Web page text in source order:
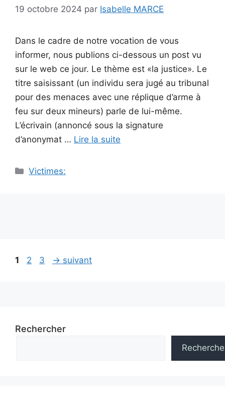
19 octobre 2024 par Isabelle MARCE
Dans le cadre de notre vocation de vous
informer, nous publions ci-dessous un post vu
sur le web ce jour. Le thème est «la justice». Le
titre saisissant (un individu sera jugé au tribunal
pour des menaces avec une réplique d’arme à
feu sur deux mineurs) parle de lui-même.
L’écrivain (annoncé sous la signature
d’anonymat … Lire la suite
Catégories
Victimes:
Navigation
Page
1 Page
2 Page
3 → suivant
Rechercher